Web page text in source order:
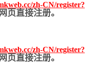
zh-CN/register?
页直接注册。
zh-CN/register?
页直接注册。